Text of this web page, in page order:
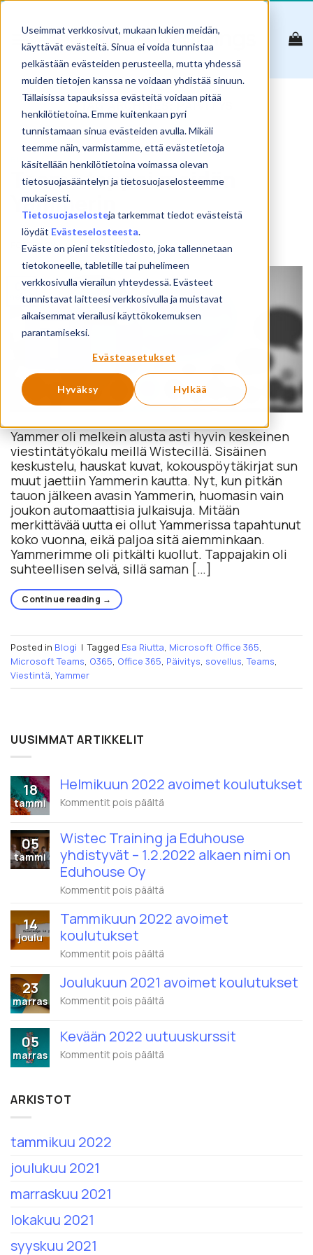
Useimmat verkkosivut, mukaan lukien meidän,
käyttävät evästeitä. Sinua ei voida tunnistaa
pelkästään evästeiden perusteella, mutta yhdessä
muiden tietojen kanssa ne voidaan yhdistää sinuun.
Tällaisissa tapauksissa evästeitä voidaan pitää
henkilötietoina. Emme kuitenkaan pyri
tunnistamaan sinua evästeiden avulla. Mikäli
teemme näin, varmistamme, että evästetietoja
käsitellään henkilötietoina voimassa olevan
tietosuojasääntelyn ja tietosuojaselosteemme
mukaisesti.
Tietosuojaselosteja tarkemmat tiedot evästeistä
löydät Evästeselosteesta.
Eväste on pieni tekstitiedosto, joka tallennetaan
tietokoneelle, tabletille tai puhelimeen
verkkosivulla vierailun yhteydessä. Evästeet
tunnistavat laitteesi verkkosivulla ja muistavat
aikaisemmat vierailusi käyttökokemuksen
parantamiseksi.
Evästeasetukset
Hyväksy Hylkää
Skip
content
PÄIVITYS
BLOGI
Teams tappoi meidän
Yammerin
POSTED ON 5.2.2020 BY SAMULI KOSKINEN
05
helmi
Yammer oli melkein alusta asti hyvin keskeinen
viestintätyökalu meillä Wistecillä. Sisäinen
keskustelu, hauskat kuvat, kokouspöytäkirjat sun
muut jaettiin Yammerin kautta. Nyt, kun pitkän
tauon jälkeen avasin Yammerin, huomasin vain
joukon automaattisia julkaisuja. Mitään
merkittävää uutta ei ollut Yammerissa tapahtunut
koko vuonna, eikä paljoa sitä aiemminkaan.
Yammerimme oli pitkälti kuollut. Tappajakin oli
suhteellisen selvä, sillä saman […]
Continue reading →
Posted in Blogi | Tagged Esa Riutta, Microsoft Office 365,
Microsoft Teams, O365, Office 365, Päivitys, sovellus,Teams,
Viestintä, Yammer
UUSIMMAT ARTIKKELIT
18
tammi
Helmikuun 2022 avoimet koulutukset
Kommentit pois päältä
avoimet
koulutukset
05
tammi
Wistec Training ja Eduhouse
yhdistyvät – 1.2.2022 alkaen nimi on
Eduhouse Oy
Kommentit pois päältä
Training
ja
alkaen
nimi
14
joulu
Tammikuun 2022 avoimet
koulutukset
Kommentit pois päältä
2022
avoimet
23
marras
Joulukuun 2021 avoimet koulutukset
Kommentit pois päältä
avoimet
koulutukset
05
marras
Kevään 2022 uutuuskurssit
Kommentit pois päältä
ARKISTOT
tammikuu 2022
joulukuu 2021
marraskuu 2021
lokakuu 2021
syyskuu 2021